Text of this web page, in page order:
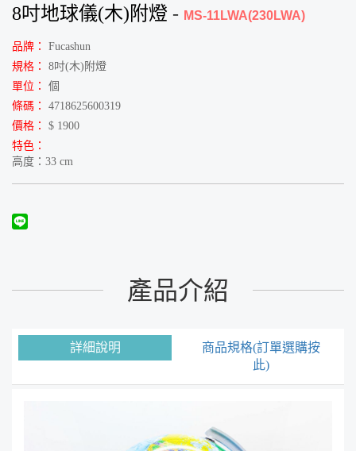
8吋地球儀(木)附燈 - MS-11LWA(230LWA)
品牌：
Fucashun
規格：
8吋(木)附燈
單位：
個
條碼：
4718625600319
價格：
$ 1900
特色：
高度：33 cm
產品介紹
詳細說明
商品規格(訂單選購按
此)